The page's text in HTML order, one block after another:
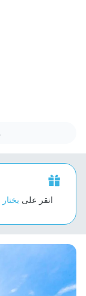
انقر على يختار